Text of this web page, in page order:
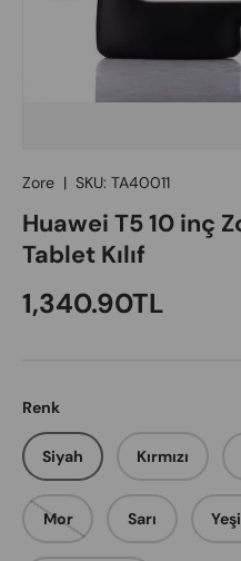
Zore | SKU: TA40011
Huawei T5 10 inç
Tablet Kılıf
Regular price
1,340.90TL
Renk
Siyah Kırmızı
Mor Sarı